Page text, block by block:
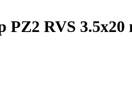
RVS 3.5x20